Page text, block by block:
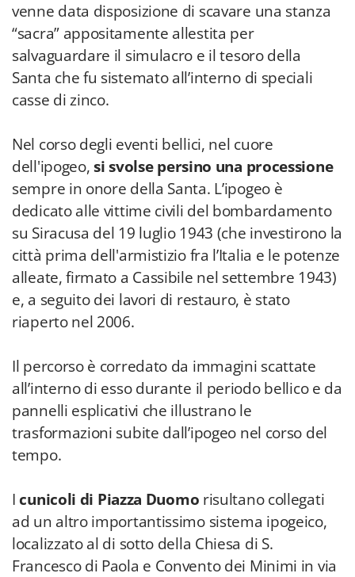
venne data disposizione di scavare una stanza
“sacra” appositamente allestita per
salvaguardare il simulacro e il tesoro della
Santa che fu sistemato all’interno di speciali
casse di zinco.
Nel corso degli eventi bellici, nel cuore
dell'ipogeo,si svolse persino una processione
sempre in onore della Santa. L’ipogeo è
dedicato alle vittime civili del bombardamento
su Siracusa del 19 luglio 1943 (che investirono la
città prima dell'armistizio fra l’Italia e le potenze
alleate, firmato a Cassibile nel settembre 1943)
e, a seguito dei lavori di restauro, è stato
riaperto nel 2006.
Il percorso è corredato da immagini scattate
all’interno di esso durante il periodo bellico e da
pannelli esplicativi che illustrano le
trasformazioni subite dall’ipogeo nel corso del
tempo.
I cunicoli di Piazza Duomo risultano collegati
ad un altro importantissimo sistema ipogeico,
localizzato al di sotto della Chiesa di S.
Francesco di Paola e Convento dei Minimi in via